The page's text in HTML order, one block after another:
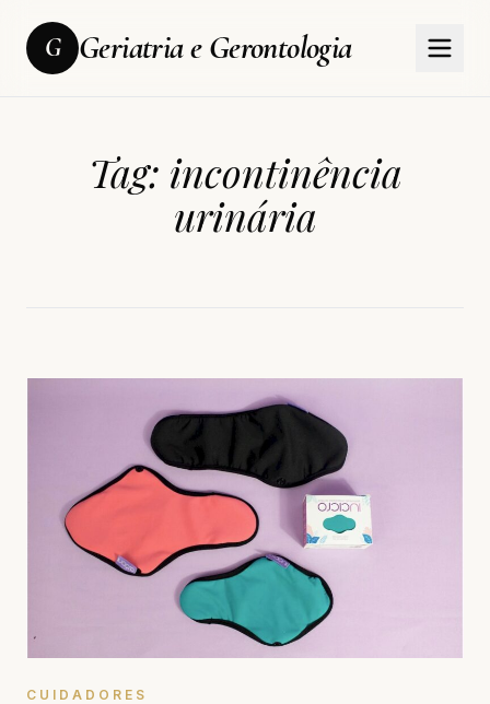
G Geriatria e Gerontologia
Tag: incontinência
urinária
CUIDADORES